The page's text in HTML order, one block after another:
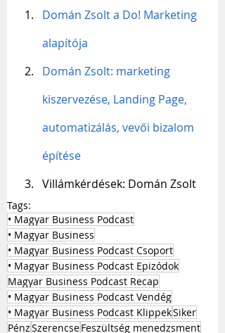
Domán Zsolt a Do! Marketing
alapítója
Domán Zsolt: marketing
kiszervezése, Landing Page,
automatizálás, vevői bizalom
építése
Villámkérdések: Domán Zsolt
Tags:
• Magyar Business Podcast
• Magyar Business
• Magyar Business Podcast Csoport
• Magyar Business Podcast Epizódok
Magyar Business Podcast Recap
• Magyar Business Podcast Vendég
• Magyar Business Podcast KlippekSiker
PénzSzerencseFeszültség menedzsment